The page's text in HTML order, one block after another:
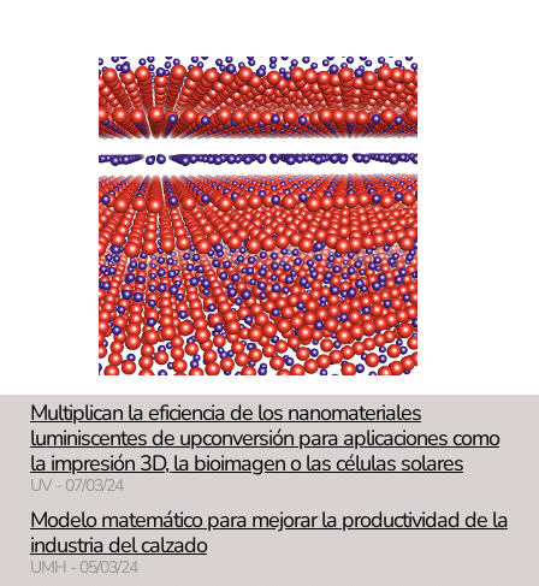
Multiplican la eficiencia de los nanomateriales
luminiscentes de upconversión para aplicaciones como
la impresión 3D, la bioimagen o las células solares
UV - 07/03/24
Modelo matemático para mejorar la productividad de la
industria del calzado
UMH - 05/03/24